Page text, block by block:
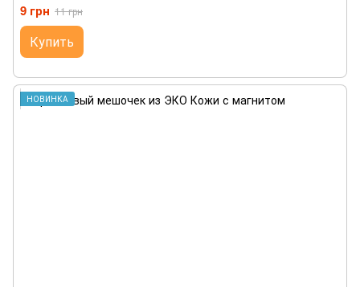
9 грн 11 грн
Купить
НОВИНКА